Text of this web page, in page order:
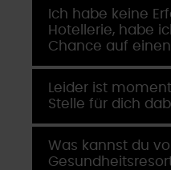
Ich habe keine
Hotellerie, habe
Chance auf
Leider ist
Stelle für dich
Was kannst du